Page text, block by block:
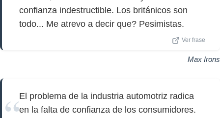
confianza indestructible. Los británicos son
todo... Me atrevo a decir que? Pesimistas.
Ver frase
Max Irons
El problema de la industria automotriz radica
en la falta de confianza de los consumidores.